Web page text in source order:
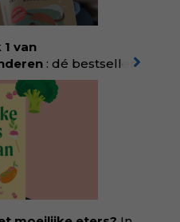
van
: dé bestseller
In het boek
vind je 25 jaar
Met ruim 50.000
recht een
veel gezinnen heeft
met een
en veel begrip
het hoofdstuk gratis
r?